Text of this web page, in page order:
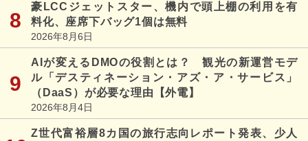
豪LCCジェットスター、機内で頭上棚の利用を有
料化、座席下バッグ1個は無料
2026年8月6日
AIが変えるDMOの役割とは？ 観光の新運営モデ
ル「デスティネーション・アズ・ア・サービス」
（DaaS）が必要な理由【外電】
2026年8月4日
Z世代富裕層8カ国の旅行志向レポート発表、少人